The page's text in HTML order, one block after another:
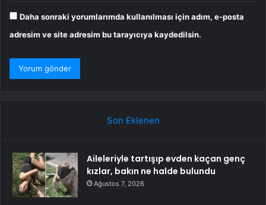
Daha sonraki yorumlarımda kullanılması için adım, e-posta
adresim ve site adresim bu tarayıcıya kaydedilsin.
Son Eklenen
Aileleriyle tartışıp evden kaçan genç
kızlar, bakın ne halde bulundu
Ağustos 7, 2026